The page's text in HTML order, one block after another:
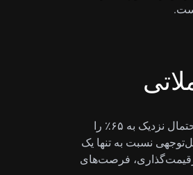
این موضوع را در بازار مشتقه نیز می‌بینیم؛ جایی که ابزار CME FedWatch اکنون احتمال نزدیک به ۶۵٪ را
قابل‌توجهی نسبت به تنها یک
فرصت‌های